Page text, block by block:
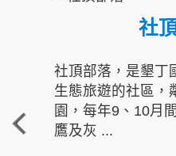
社
社頂部落，是墾丁
生態旅遊的社區，
園，每年9、10月
鷹及灰 ...